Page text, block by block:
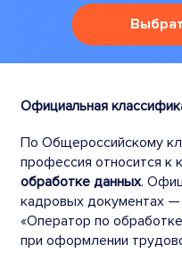
Официальная
По Общероссийскому
профессия относится к
обработке данных.
кадровых документах
«Оператор по
при оформлении